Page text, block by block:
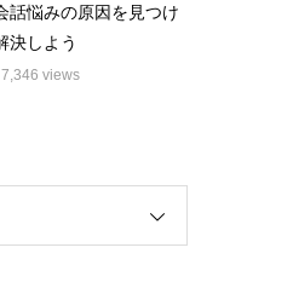
話悩みの原因を見つけ
決しよう
7,346 views